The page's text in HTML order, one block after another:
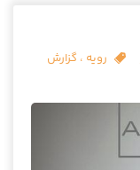
رویه ، گزارش